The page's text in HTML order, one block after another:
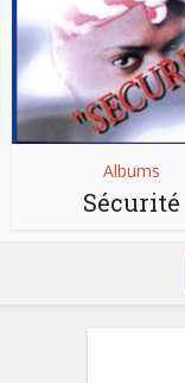
Albums
Sécurité